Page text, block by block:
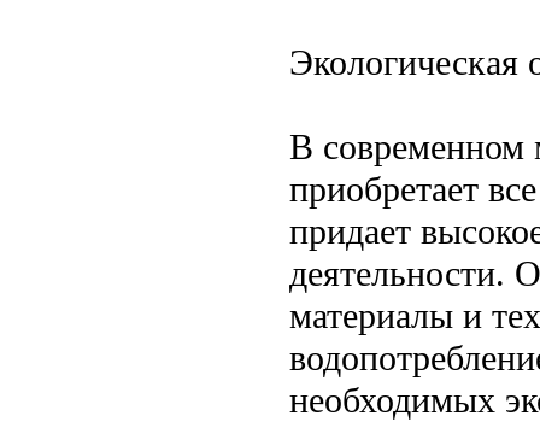
Экологическая
В современном
приобретает
придает
деятельности.
материалы и
необходимых